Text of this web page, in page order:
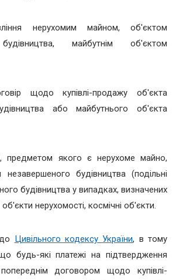
нерухомим майном, об'єктом
майбутнім об'єктом
щодо купівлі-продажу об'єкта
або майбутнього об'єкта
предметом якого є нерухоме майно,
незавершеного будівництва (подільні
будівництва у випадках, визначених
нерухомості, космічні об'єкти.
Цивільного кодексу України, в тому
будь-які платежі на підтвердження
договором щодо купівлі-